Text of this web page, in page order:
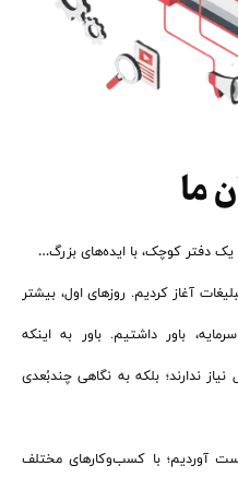
ما
آغاز کردیم. روزهای اول، بیشتر
باور داشتیم. باور به اینکه
ندارند؛ بلکه به نگاهی چندبُعدی
آوردیم؛ با کسب‌وکارهای مختلف